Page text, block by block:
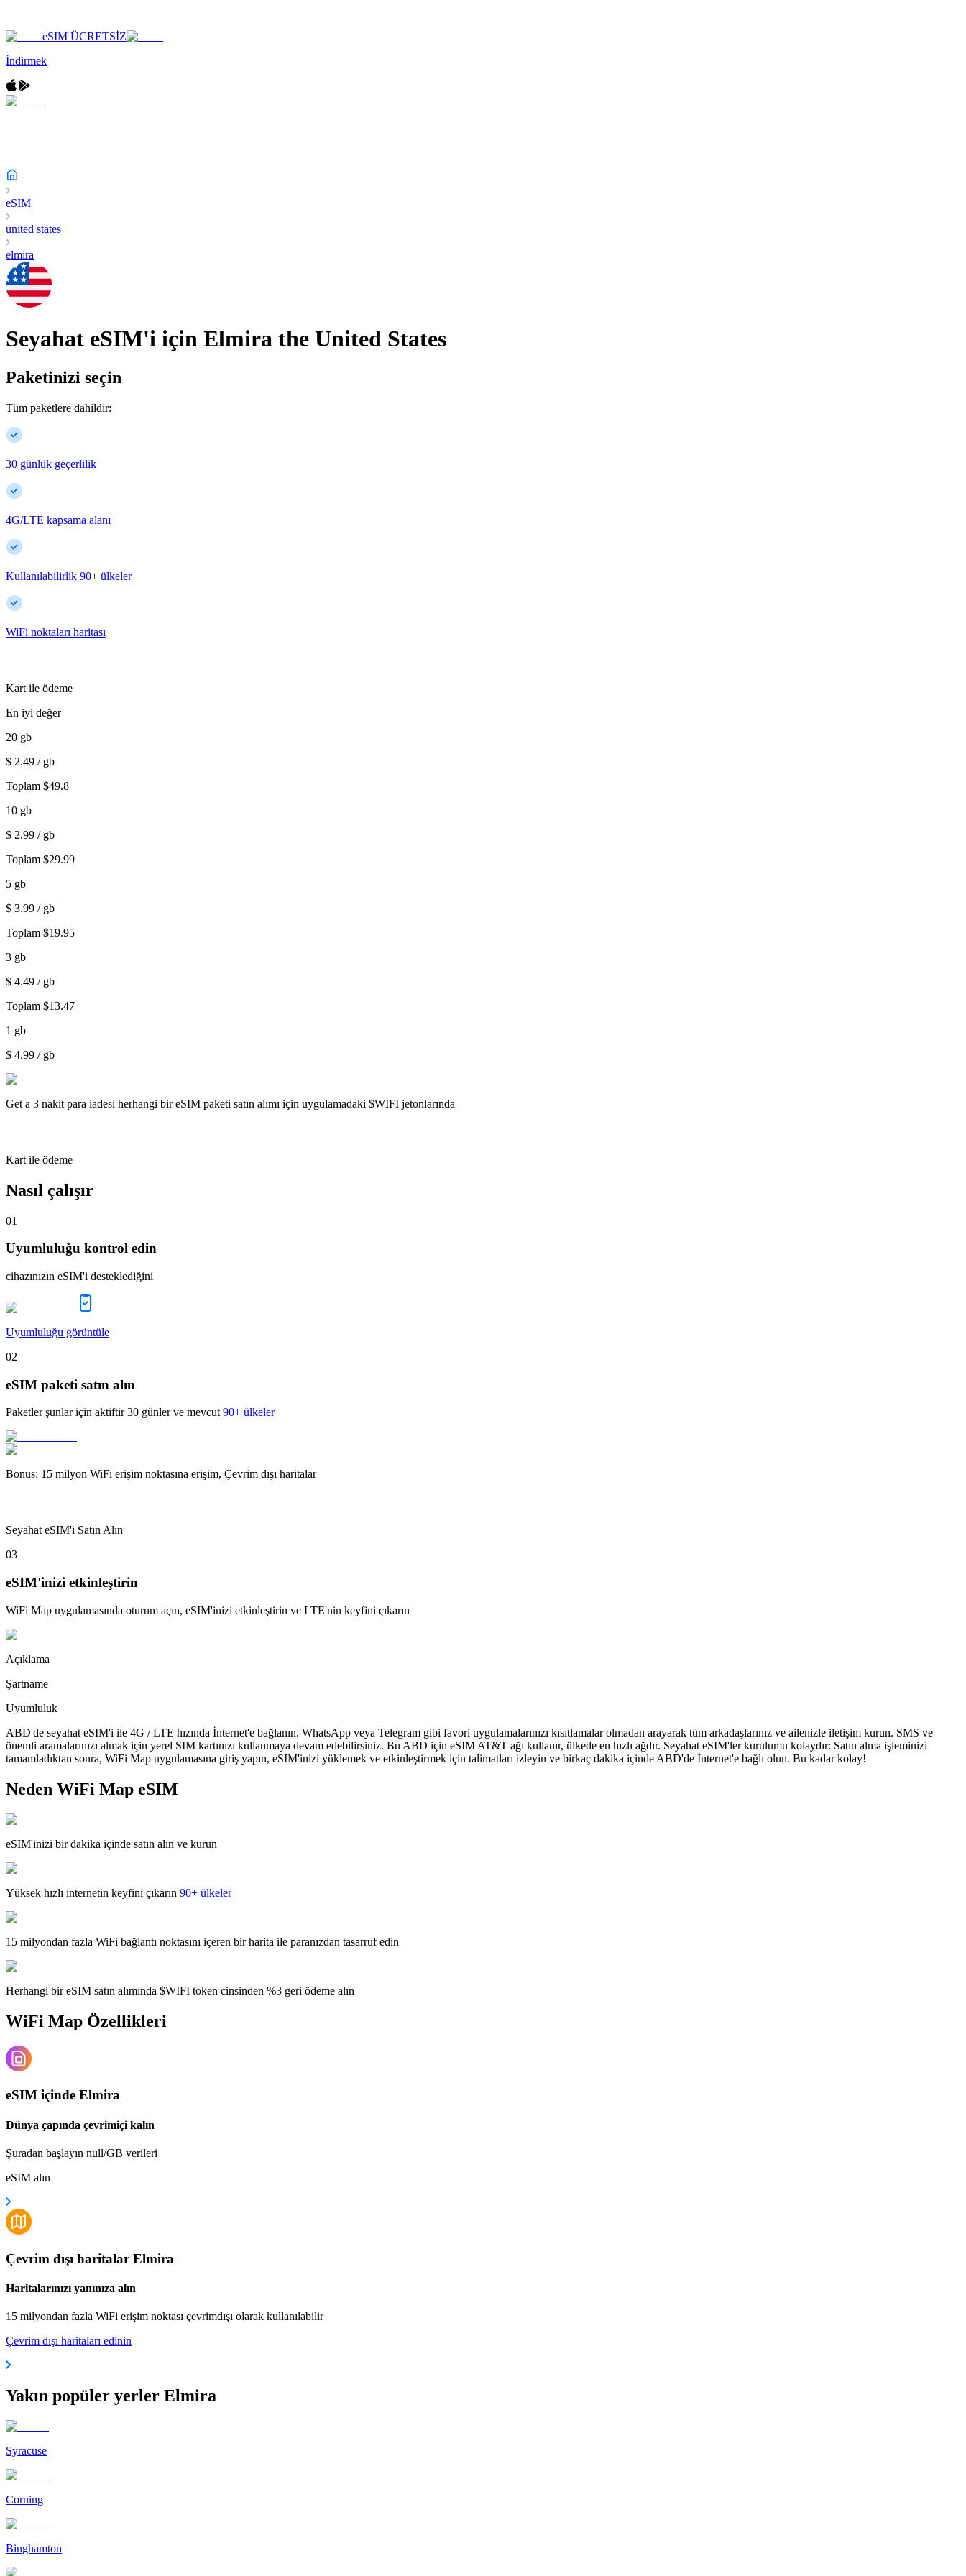
eSIM ÜCRETSİZ
İndirmek
eSIM
united states
elmira
Seyahat eSIM'i için Elmira the United States
Paketinizi seçin
Tüm paketlere dahildir:
30 günlük geçerlilik
4G/LTE kapsama alanı
Kullanılabilirlik 90+ ülkeler
WiFi noktaları haritası
Kart ile ödeme
En iyi değer
20 gb
$ 2.49 / gb
Toplam $49.8
10 gb
$ 2.99 / gb
Toplam $29.99
5 gb
$ 3.99 / gb
Toplam $19.95
3 gb
$ 4.49 / gb
Toplam $13.47
1 gb
$ 4.99 / gb
Get a 3 nakit para iadesi herhangi bir eSIM paketi satın alımı için uygulamadaki $WIFI jetonlarında
Kart ile ödeme
Nasıl çalışır
01
Uyumluluğu kontrol edin
cihazınızın eSIM'i desteklediğini
Uyumluluğu görüntüle
02
eSIM paketi satın alın
Paketler şunlar için aktiftir 30 günler ve mevcut 90+ ülkeler
Bonus: 15 milyon WiFi erişim noktasına erişim, Çevrim dışı haritalar
Seyahat eSIM'i Satın Alın
03
eSIM'inizi etkinleştirin
WiFi Map uygulamasında oturum açın, eSIM'inizi etkinleştirin ve LTE'nin keyfini çıkarın
Açıklama
Şartname
Uyumluluk
ABD'de seyahat eSIM'i ile 4G / LTE hızında İnternet'e bağlanın. WhatsApp veya Telegram gibi favori uygulamalarınızı kısıtlamalar olmadan arayarak tüm arkadaşlarınız ve ailenizle iletişim kurun. SMS ve
önemli aramalarınızı almak için yerel SIM kartınızı kullanmaya devam edebilirsiniz. Bu ABD için eSIM AT&T ağı kullanır, ülkede en hızlı ağdır. Seyahat eSIM'ler kurulumu kolaydır: Satın alma işleminizi
tamamladıktan sonra, WiFi Map uygulamasına giriş yapın, eSIM'inizi yüklemek ve etkinleştirmek için talimatları izleyin ve birkaç dakika içinde ABD'de İnternet'e bağlı olun. Bu kadar kolay!
Neden WiFi Map eSIM
eSIM'inizi bir dakika içinde satın alın ve kurun
Yüksek hızlı internetin keyfini çıkarın 90+ ülkeler
15 milyondan fazla WiFi bağlantı noktasını içeren bir harita ile paranızdan tasarruf edin
Herhangi bir eSIM satın alımında $WIFI token cinsinden %3 geri ödeme alın
WiFi Map Özellikleri
eSIM içinde Elmira
Dünya çapında çevrimiçi kalın
Şuradan başlayın null/GB verileri
eSIM alın
Çevrim dışı haritalar Elmira
Haritalarınızı yanınıza alın
15 milyondan fazla WiFi erişim noktası çevrimdışı olarak kullanılabilir
Çevrim dışı haritaları edinin
Yakın popüler yerler Elmira
Syracuse
Corning
Binghamton